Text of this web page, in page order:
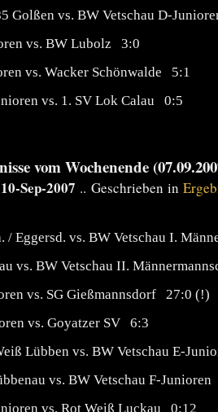
Golßen vs. BW Vetschau D-
vs. BW Lubolz 3:0
vs. Wacker Schönwalde 5:1
vs. 1. SV Lok Calau 0:5
vom Wochenende
Sep-2007 .. Geschrieben in
/ Eggersd. vs. BW Vetschau I.
vs. BW Vetschau II.
vs. SG Gießmannsdorf 27:0 (!)
vs. Goyatzer SV 6:3
Lübben vs. BW Vetschau E-
vs. BW Vetschau F-
vs. Rot Weiß Luckau 0:12